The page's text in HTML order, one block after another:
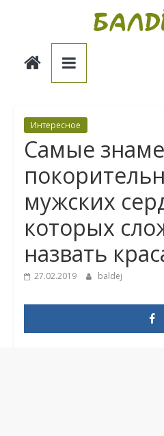
Балдёж
Интересное
Самые
мужских
которых
назвать
27.02.2019 baldej